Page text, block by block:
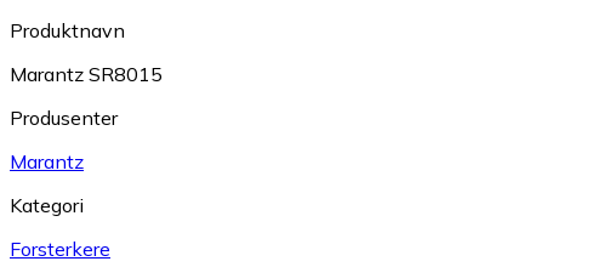
Produktnavn
Marantz SR8015
Produsenter
Marantz
Kategori
Forsterkere